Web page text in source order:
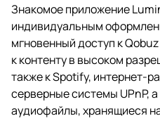
Знакомое приложение
индивидуальным
мгновенный доступ к
к контенту в высоком
также к Spotify, интернет-
серверные системы UPnP,
аудиофайлы, хранящиеся